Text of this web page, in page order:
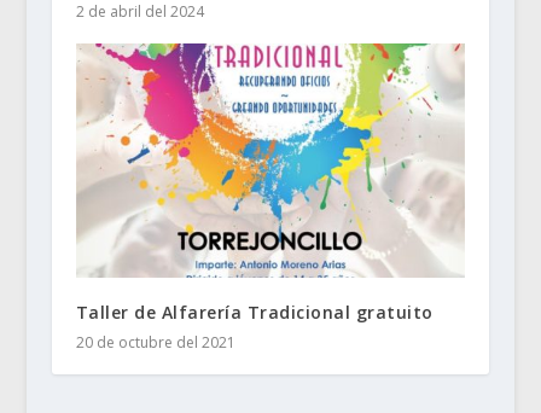
2 de abril del 2024
Taller de Alfarería Tradicional gratuito
20 de octubre del 2021